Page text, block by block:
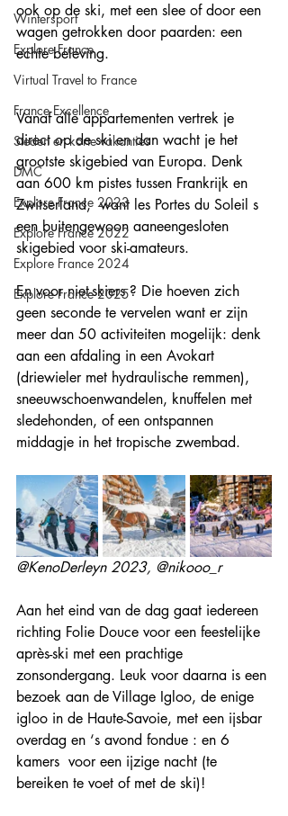
Wintersport
Explore France
Virtual Travel to France
France Excellence
Steden en korte vakanties
DMC
Explore France 2023
Explore France 2022
Explore France 2024
Explore France 2025
ook op de ski, met een slee of door een
wagen getrokken door paarden: een
echte beleving.
Vanaf alle appartementen vertrek je
direct op de ski en dan wacht je het
grootste skigebied van Europa. Denk
aan 600 km pistes tussen Frankrijk en
Zwitserland,  want les Portes du Soleil s
een buitengewoon aaneengesloten
skigebied voor ski-amateurs.
En voor niet-skiers ? Die hoeven zich
geen seconde te vervelen want er zijn
meer dan 50 activiteiten mogelijk: denk
aan een afdaling in een Avokart
(driewieler met hydraulische remmen),
sneeuwschoenwandelen, knuffelen met
sledehonden, of een ontspannen
middagje in het tropische zwembad.
@KenoDerleyn 2023, @nikooo_r
Aan het eind van de dag gaat iedereen
richting Folie Douce voor een feestelijke
après-ski met een prachtige
zonsondergang. Leuk voor daarna is een
bezoek aan de Village Igloo, de enige
igloo in de Haute-Savoie, met een ijsbar
overdag en ‘s avond fondue : en 6
kamers  voor een ijzige nacht (te
bereiken te voet of met de ski)!